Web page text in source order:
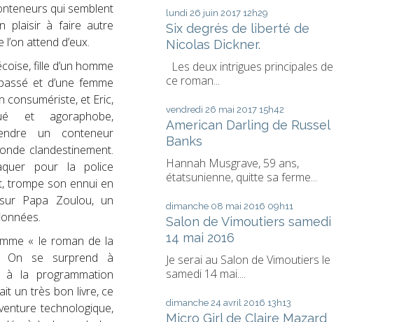
qui semblent
plaisir à faire autre
attend d’eux.
fille d’un homme
et d’une femme
consumériste, et Eric,
et agoraphobe,
un conteneur
clandestinement.
pour la police
trompe son ennui en
Papa Zoulou, un
« le roman de la
On se surprend à
à la programmation
un très bon livre, ce
technologique,
lundi 26 juin 2017 12h29
Six degrés de liberté de
Nicolas Dickner.
Les deux intrigues principales de
ce roman...
vendredi 26 mai 2017 15h42
American Darling de Russel
Banks
Hannah Musgrave, 59 ans,
étatsunienne, quitte sa ferme...
dimanche 08 mai 2016 09h11
Salon de Vimoutiers samedi
14 mai 2016
Je serai au Salon de Vimoutiers le
samedi 14 mai....
dimanche 24 avril 2016 13h13
Micro Girl de Claire Mazard